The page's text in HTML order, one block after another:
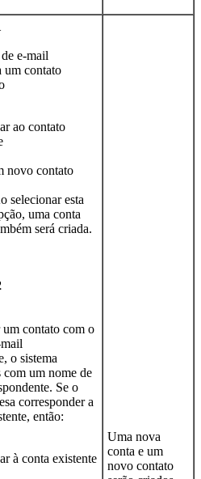
e-mail
um contato
ao contato
novo contato
selecionar esta
uma conta
será criada.
um contato com o
o sistema
com um nome de
Se o
corresponder a
então:
à conta existente
Uma nova
conta e um
novo contato